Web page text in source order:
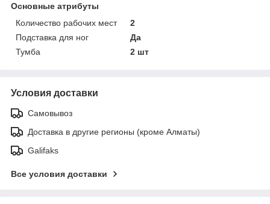
Основные атрибуты
Количество рабочих мест
2
Подставка для ног
Да
Тумба
2 шт
Условия доставки
Самовывоз
Доставка в другие регионы (кроме Алматы)
Galifaks
Все условия доставки